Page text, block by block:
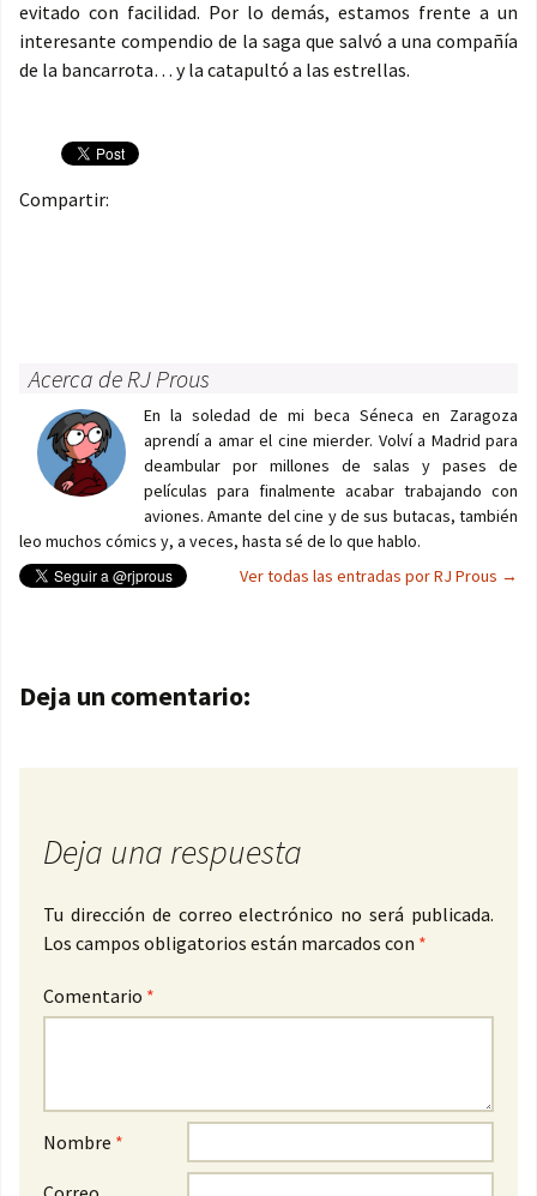
evitado con facilidad. Por lo demás, estamos frente a un
interesante compendio de la saga que salvó a una compañía
de la bancarrota… y la catapultó a las estrellas.
Compartir:
Acerca de RJ Prous
En la soledad de mi beca Séneca en Zaragoza
aprendí a amar el cine mierder. Volví a Madrid para
deambular por millones de salas y pases de
películas para finalmente acabar trabajando con
aviones. Amante del cine y de sus butacas, también
leo muchos cómics y, a veces, hasta sé de lo que hablo.
Ver todas las entradas por RJ Prous →
Navegación de entradas
Deja un comentario:
Deja una respuesta
Tu dirección de correo electrónico no será publicada.
Los campos obligatorios están marcados con *
Comentario *
Nombre *